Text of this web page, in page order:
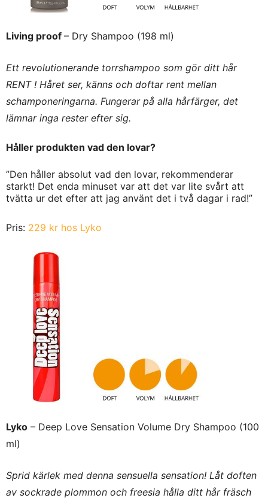
Living proof – Dry Shampoo (198 ml)
Ett revolutionerande torrshampoo som gör ditt hår
RENT ! Håret ser, känns och doftar rent mellan
schamponeringarna. Fungerar på alla hårfärger, det
lämnar inga rester efter sig.
Håller produkten vad den lovar?
”Den håller absolut vad den lovar, rekommenderar
starkt! Det enda minuset var att det var lite svårt att
tvätta ur det efter att jag använt det i två dagar i rad!”
Pris: 229 kr hos Lyko
Lyko – Deep Love Sensation Volume Dry Shampoo (100
ml)
Sprid kärlek med denna sensuella sensation! Låt doften
av sockrade plommon och freesia hålla ditt hår fräsch